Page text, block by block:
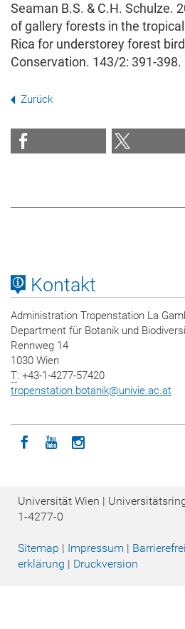
Seaman B.S. & C.H. Schulze.
of gallery forests in the
Rica for understorey forest
Conservation. 143/2: 391-398.
Zurück
Kontakt
Administration Tropenstation La
Department für Botanik und
Rennweg 14
1030 Wien
T: +43-1-4277-57420
tropenstation.botanik@univie.ac.at
Icon facebook
Icon youtube
Icon instagram
Universität Wien |
1-4277-0
Sitemap | Impressum |
erklärung | Druckversion